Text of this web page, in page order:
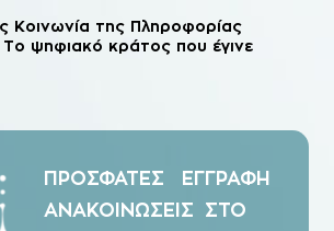
Κοινωνία της Πληροφορίας
ψηφιακό κράτος που έγινε
ΠΡΟΣΦΑΤΕΣ
ΑΝΑΚΟΙΝΩΣΕΙΣ
ΕΓΓΡΑΦΗ
ΣΤΟ